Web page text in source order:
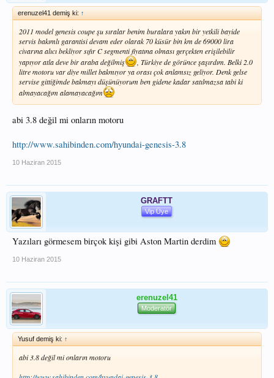
erenuzel41 demiş ki: ↑
2011 model genesis coupe şu sıralar benim buralara yakın bir yetkili bayide
servis bakımlı garantisi devam eder olarak 70 küsür bin km de 69000 lira
civarına alıcı bekliyor sıfır C segmenti fiyatına olması gerçekten erişilebilir
yapıyor atla deve bir araba değilmiş
, Türkiye de görünce şaşırdım. Belki 2.0
litre motoru var diye millet bakmıyor ya orası çok anlamsız geliyor. Denk gelse
servise gittiğimde bakmayı düşünüyorum ben gidene kadar satılmazsa tabi ki
almayacağım alamayacağım
abi 3.8 değil mi onların motoru
http://www.sahibinden.com/hyundai-genesis-3.8
10 Haziran 2015
GRAFTT
Vip Üye
Yazıları görmesem birçok kişi gibi Aston Martin derdim
10 Haziran 2015
erenuzel41
Moderatör
Yusuf demiş ki: ↑
abi 3.8 değil mi onların motoru